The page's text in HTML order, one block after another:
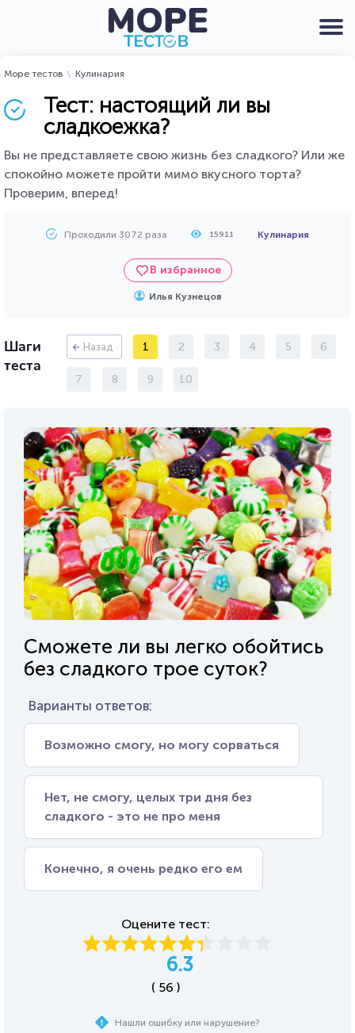
Море тестов Кулинария
Тест: настоящий ли вы
сладкоежка?
Вы не представляете свою жизнь без сладкого? Или же
спокойно можете пройти мимо вкусного торта?
Проверим, вперед!
Проходили 3072 раза 15911 Кулинария
В избранное
Илья Кузнецов
Шаги
теста
Назад 1 2 3 4 5 6
7 8 9 10
Сможете ли вы легко обойтись
без сладкого трое суток?
Варианты ответов:
Возможно смогу, но могу сорваться
Нет, не смогу, целых три дня без
сладкого - это не про меня
Конечно, я очень редко его ем
Оцените тест:
6.3
( 56 )
Нашли ошибку или нарушение?